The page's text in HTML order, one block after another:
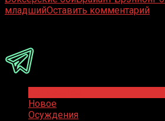
младшийОставить комментарий
Новое
Осуждения